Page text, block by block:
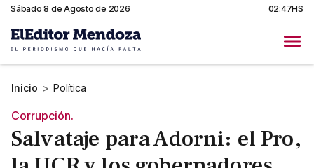
Sábado 8 de Agosto de 2026 02:47HS
Inicio > Política
Corrupción.
Salvataje para Adorni: el Pro,